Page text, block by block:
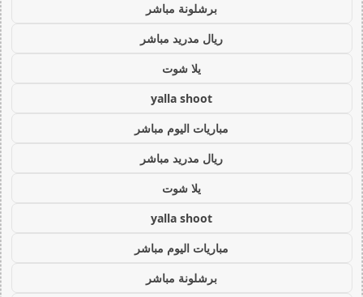
برشلونة مباشر
ريال مدريد مباشر
يلا شوت
yalla shoot
مباريات اليوم مباشر
ريال مدريد مباشر
يلا شوت
yalla shoot
مباريات اليوم مباشر
برشلونة مباشر